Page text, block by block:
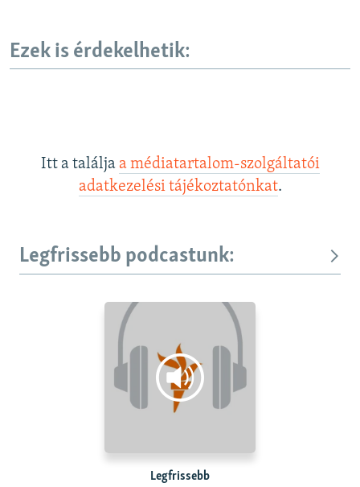
Ezek is érdekelhetik:
Itt a találja a médiatartalom-szolgáltatói
adatkezelési tájékoztatónkat.
Legfrissebb podcastunk:
Legfrissebb